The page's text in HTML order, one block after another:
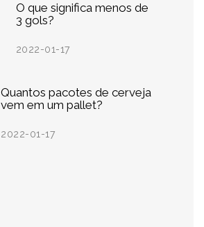
O que significa menos de
3 gols?
2022-01-17
Quantos pacotes de cerveja
vem em um pallet?
2022-01-17